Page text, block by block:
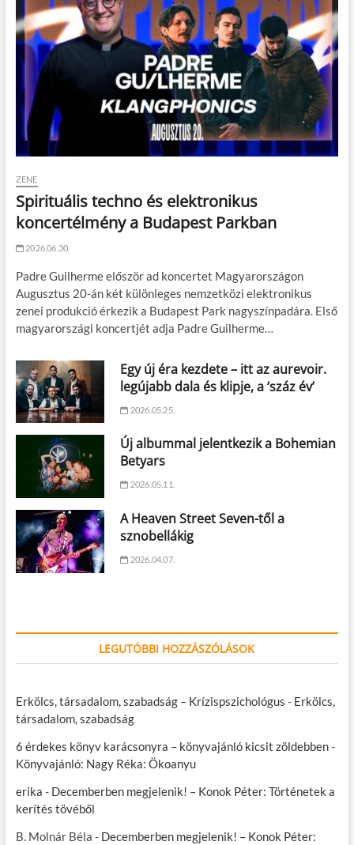
ZENE
Spirituális techno és elektronikus
koncertélmény a Budapest Parkban
2026.06.30.
Padre Guilherme először ad koncertet Magyarországon
Augusztus 20-án két különleges nemzetközi elektronikus
zenei produkció érkezik a Budapest Park nagyszínpadára. Első
magyarországi koncertjét adja Padre Guilherme…
Egy új éra kezdete – itt az aurevoir.
legújabb dala és klipje, a ‘száz év’
2026.05.25.
Új albummal jelentkezik a Bohemian
Betyars
2026.05.11.
A Heaven Street Seven-től a
sznobellákig
2026.04.07.
LEGUTÓBBI HOZZÁSZÓLÁSOK
Erkölcs, társadalom, szabadság – Krízispszichológus - Erkölcs,
társadalom, szabadság
6 érdekes könyv karácsonyra – könyvajánló kicsit zöldebben-
Könyvajánló: Nagy Réka: Ökoanyu
erika - Decemberben megjelenik! – Konok Péter: Történetek a
kerítés tövéből
B. Molnár Béla - Decemberben megjelenik! – Konok Péter: